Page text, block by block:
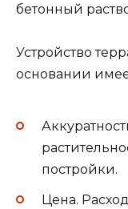
бетонный
Устройство
основании
постройки.
Цена.